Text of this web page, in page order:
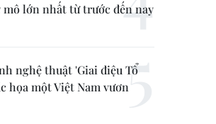
mô lớn nhất từ trước đến nay
nghệ thuật 'Giai điệu Tổ
họa một Việt Nam vươn